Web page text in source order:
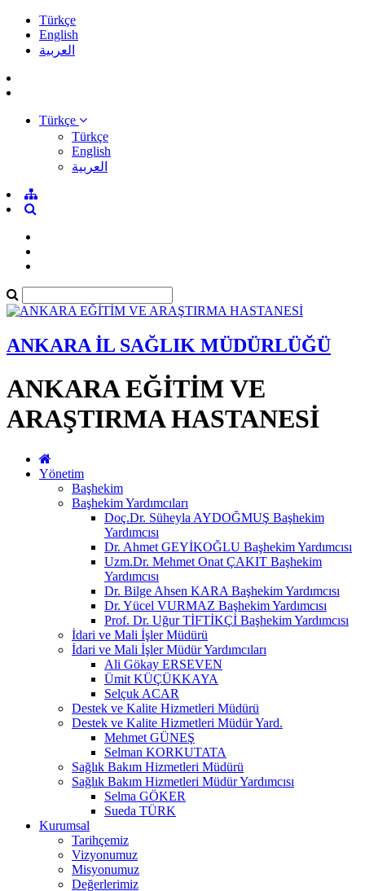
Türkçe
English
العربية
Türkçe
Türkçe
English
العربية
ANKARA İL SAĞLIK MÜDÜRLÜĞÜ
ANKARA EĞİTİM VE
ARAŞTIRMA HASTANESİ
Yönetim
Başhekim
Başhekim Yardımcıları
Doç.Dr. Süheyla AYDOĞMUŞ Başhekim
Yardımcısı
Dr. Ahmet GEYİKOĞLU Başhekim Yardımcısı
Uzm.Dr. Mehmet Onat ÇAKIT Başhekim
Yardımcısı
Dr. Bilge Ahsen KARA Başhekim Yardımcısı
Dr. Yücel VURMAZ Başhekim Yardımcısı
Prof. Dr. Uğur TİFTİKÇİ Başhekim Yardımcısı
İdari ve Mali İşler Müdürü
İdari ve Mali İşler Müdür Yardımcıları
Ali Gökay ERSEVEN
Ümit KÜÇÜKKAYA
Selçuk ACAR
Destek ve Kalite Hizmetleri Müdürü
Destek ve Kalite Hizmetleri Müdür Yard.
Mehmet GÜNEŞ
Selman KORKUTATA
Sağlık Bakım Hizmetleri Müdürü
Sağlık Bakım Hizmetleri Müdür Yardımcısı
Selma GÖKER
Sueda TÜRK
Kurumsal
Tarihçemiz
Vizyonumuz
Misyonumuz
Değerlerimiz